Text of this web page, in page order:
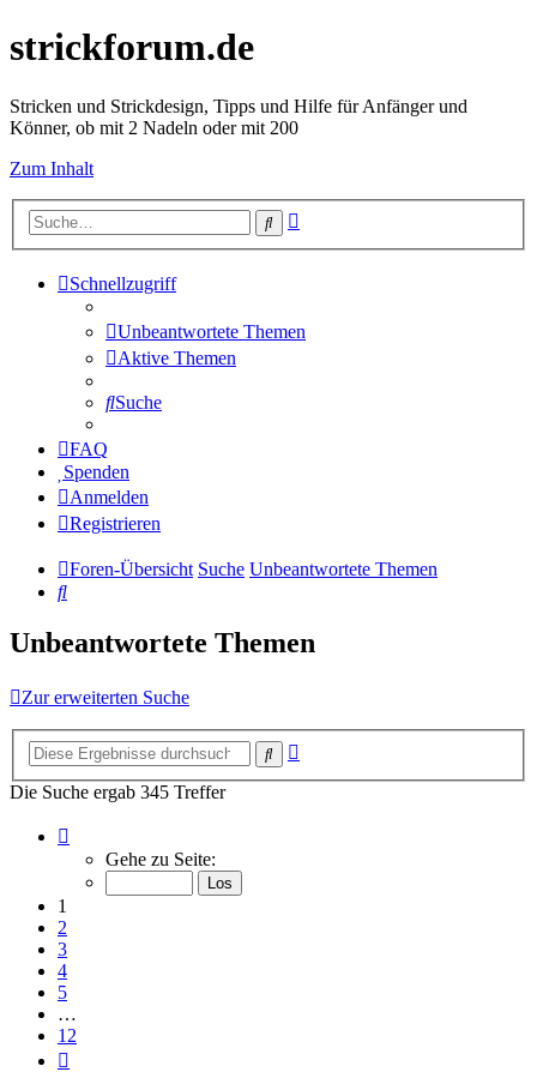
strickforum.de
Stricken und Strickdesign, Tipps und Hilfe für Anfänger und
Könner, ob mit 2 Nadeln oder mit 200
Zum Inhalt
Suche
Schnellzugriff
Unbeantwortete Themen
Aktive Themen
Suche
FAQ
Spenden
Anmelden
Registrieren
Foren-Übersicht Suche Unbeantwortete Themen
Suche
Unbeantwortete Themen
Zur erweiterten Suche
Suche
Die Suche ergab 345 Treffer
von
Gehe zu Seite:
1
2
3
4
5
…
12